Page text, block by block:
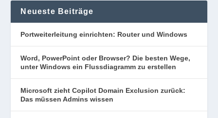
Neueste Beiträge
Portweiterleitung einrichten: Router und Windows
Word, PowerPoint oder Browser? Die besten Wege,
unter Windows ein Flussdiagramm zu erstellen
Microsoft zieht Copilot Domain Exclusion zurück:
Das müssen Admins wissen